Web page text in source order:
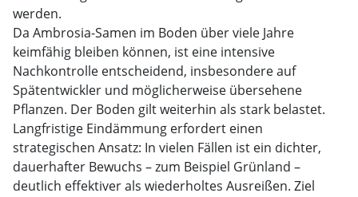
werden.
Da Ambrosia-Samen im Boden über viele Jahre
keimfähig bleiben können, ist eine intensive
Nachkontrolle entscheidend, insbesondere auf
Spätentwickler und möglicherweise übersehene
Pflanzen. Der Boden gilt weiterhin als stark belastet.
Langfristige Eindämmung erfordert einen
strategischen Ansatz: In vielen Fällen ist ein dichter,
dauerhafter Bewuchs – zum Beispiel Grünland –
deutlich effektiver als wiederholtes Ausreißen. Ziel